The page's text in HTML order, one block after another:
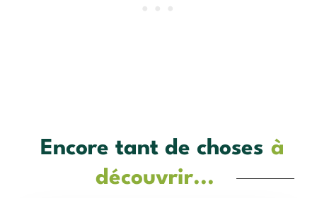
Encore tant de choses à
découvrir...